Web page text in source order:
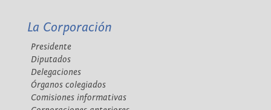
La Corporación
Presidente
Diputados
Delegaciones
Órganos colegiados
Comisiones informativas